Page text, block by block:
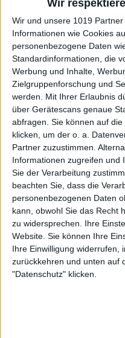
Wir
Wir und unsere 1019
Informationen wie Cookies
personenbezogene Daten
Standardinformationen, die
Werbung und Inhalte,
Zielgruppenforschung und
werden.
Mit Ihrer Erlaubnis
über Gerätescans genaue
abfragen. Sie können auf
klicken, um der o. a.
Partner zuzustimmen.
Informationen zugreifen und
Sie der Verarbeitung
beachten Sie, dass die
personenbezogenen Daten
kann, obwohl Sie das Recht
zu widersprechen. Ihre
Website. Sie können Ihre
Ihre Einwilligung widerrufen,
zurückkehren und unten auf
"Datenschutz" klicken.